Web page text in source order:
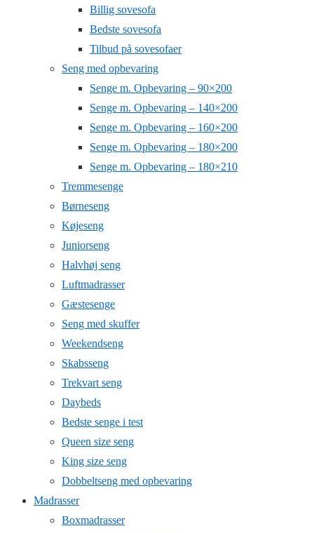
Billig sovesofa
Bedste sovesofa
Tilbud på sovesofaer
Seng med opbevaring
Senge m. Opbevaring – 90×200
Senge m. Opbevaring – 140×200
Senge m. Opbevaring – 160×200
Senge m. Opbevaring – 180×200
Senge m. Opbevaring – 180×210
Tremmesenge
Børneseng
Køjeseng
Juniorseng
Halvhøj seng
Luftmadrasser
Gæstesenge
Seng med skuffer
Weekendseng
Skabsseng
Trekvart seng
Daybeds
Bedste senge i test
Queen size seng
King size seng
Dobbeltseng med opbevaring
Madrasser
Boxmadrasser